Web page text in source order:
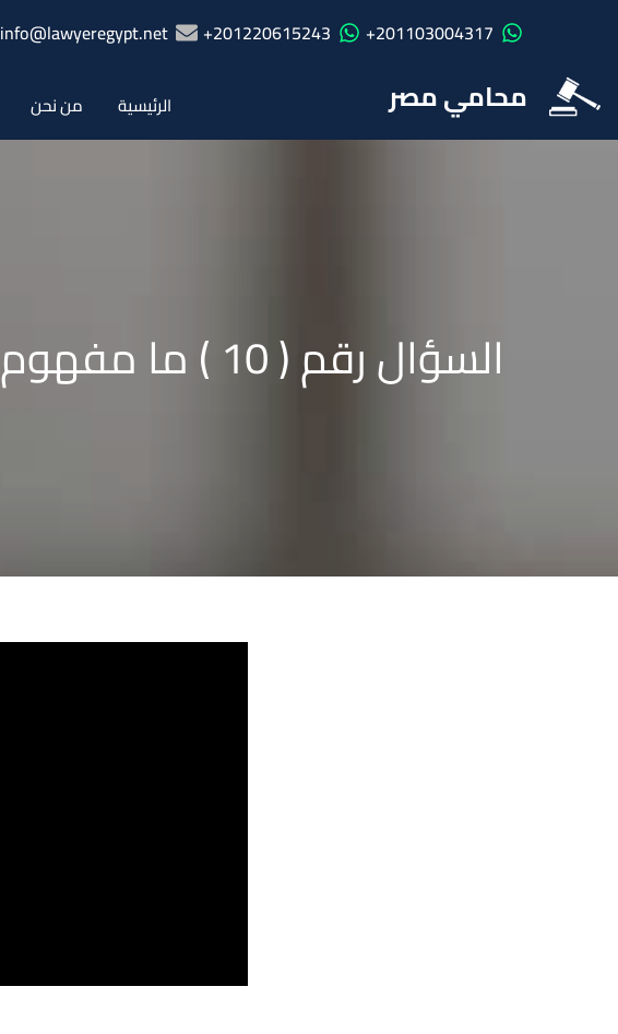
201103004317+
201220615243+
info@lawyeregypt.net
محامي مصر الرئيسية من نحن
السؤال رقم ( 10 ) ما مفهوم أجر الرضاعة وما هو شروط الحصول عليه ؟